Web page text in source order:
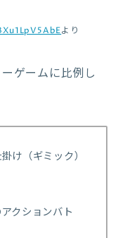
より
ゲームに比例し
け（ギミック）
クションバト